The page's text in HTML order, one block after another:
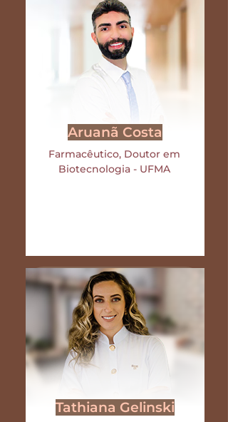
Aruanã Costa
Farmacêutico, Doutor em
Biotecnologia - UFMA
Tathiana Gelinski